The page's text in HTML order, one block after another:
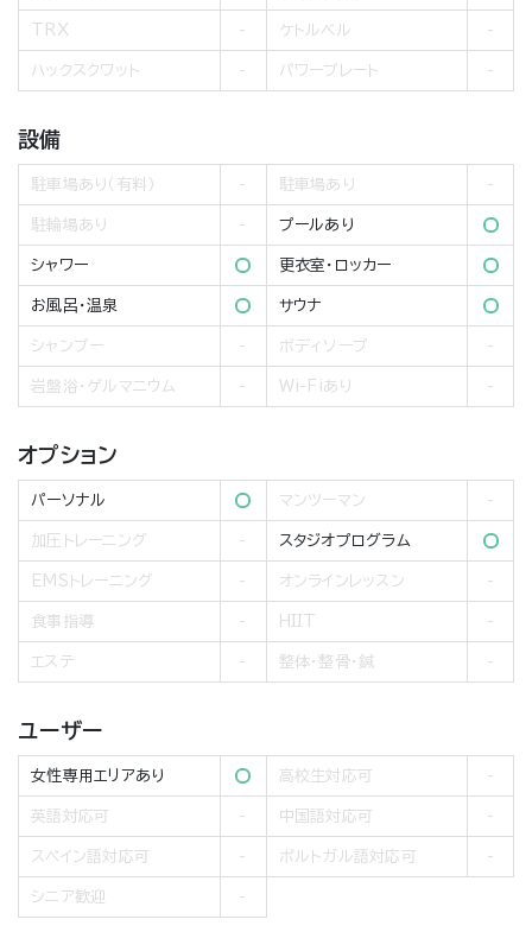
TRX ケトルベル
ハックスクワット パワープレート
設備
駐車場あり（有料） 駐車場あり
駐輪場あり プールあり
シャワー 更衣室・ロッカー
お風呂・温泉 サウナ
シャンプー ボディソープ
岩盤浴・ゲルマニウム Wi-Fiあり
オプション
パーソナル マンツーマン
加圧トレーニング スタジオプログラム
EMSトレーニング オンラインレッスン
食事指導 HIIT
エステ 整体・整骨・鍼
ユーザー
女性専用エリアあり 高校生対応可
英語対応可 中国語対応可
スペイン語対応可 ポルトガル語対応可
シニア歓迎